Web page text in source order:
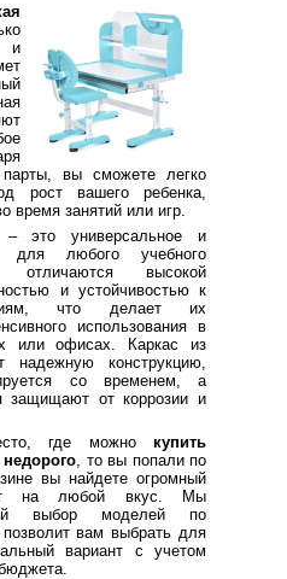
и
парты, вы сможете легко
рост вашего ребенка,
время занятий или игр.
– это универсальное и
для любого учебного
отличаются высокой
и устойчивостью к
что делает их
использования в
или офисах. Каркас из
надежную конструкцию,
со временем, а
защищают от коррозии и
где можно купить
, то вы попали по
вы найдете огромный
на любой вкус. Мы
выбор моделей по
вам выбрать для
вариант с учетом